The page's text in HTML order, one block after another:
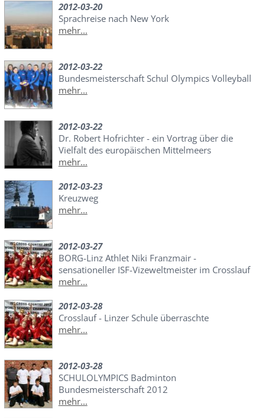
2012-03-20
Sprachreise nach New York
mehr...
2012-03-22
Bundesmeisterschaft Schul Olympics Volleyball
mehr...
2012-03-22
Dr. Robert Hofrichter - ein Vortrag über die
Vielfalt des europäischen Mittelmeers
mehr...
2012-03-23
Kreuzweg
mehr...
2012-03-27
BORG-Linz Athlet Niki Franzmair -
sensationeller ISF-Vizeweltmeister im Crosslauf
mehr...
2012-03-28
Crosslauf - Linzer Schule überraschte
mehr...
2012-03-28
SCHULOLYMPICS Badminton
Bundesmeisterschaft 2012
mehr...